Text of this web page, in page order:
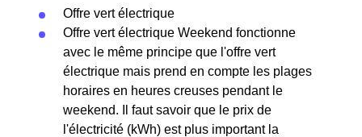
Offre vert électrique
Offre vert électrique Weekend fonctionne
avec le même principe que l'offre vert
électrique mais prend en compte les plages
horaires en heures creuses pendant le
weekend. Il faut savoir que le prix de
l'électricité (kWh) est plus important la